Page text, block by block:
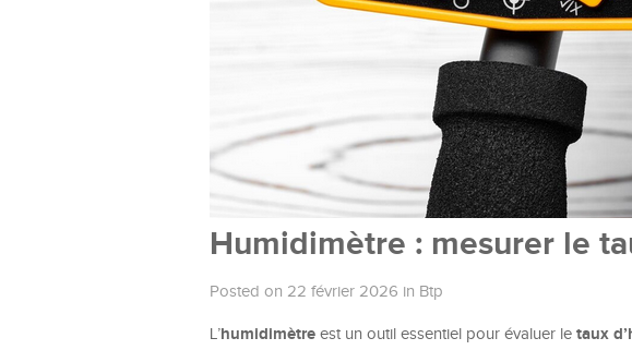
Humidimètre : mesurer le
Posted on 22 février 2026 in Btp
L’humidimètre est un outil essentiel pour évaluer le taux